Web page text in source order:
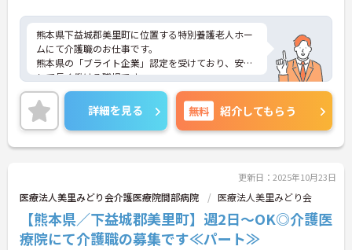
熊本県下益城郡美里町に位置する特別養護老人ホー
ムにて介護職のお仕事です。
熊本県の「ブライト企業」認定を受けており、安心
して長く働ける職場です。
ご興味のある方には、面接対策ポイントなどさらに
詳細をお話いたしますので、お気軽にご相談くださ
い。
詳細を見る 無料 紹介してもらう
更新日：2025年10月23日
医療法人美里みどり会介護医療院間部病院 医療法人美里みどり会
【熊本県／下益城郡美里町】週2日～OK◎介護医
療院にて介護職の募集です≪パート≫